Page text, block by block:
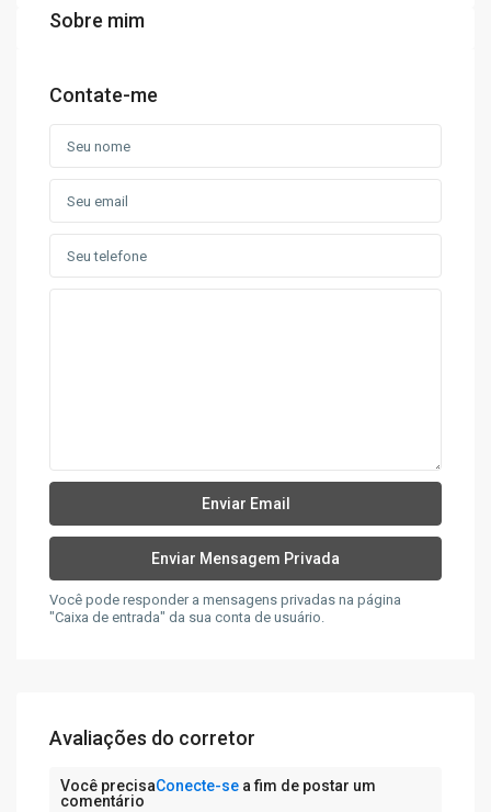
Sobre mim
Contate-me
Você pode responder a mensagens privadas na página
"Caixa de entrada" da sua conta de usuário.
Avaliações do corretor
Você precisaConecte-se a fim de postar um
comentário